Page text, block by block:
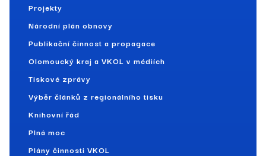
Projekty
Národní plán obnovy
Publikační činnost a propagace
Olomoucký kraj a VKOL v médiích
Tiskové zprávy
Výběr článků z regionálního tisku
Knihovní řád
Plná moc
Plány činnosti VKOL